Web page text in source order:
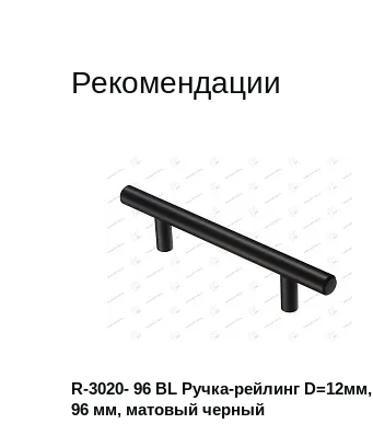
Рекомендации
R-3020- 96 BL Ручка-рейлинг D=12мм,
96 мм, матовый черный